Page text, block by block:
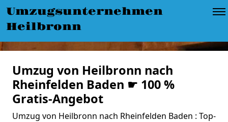
Umzugsunternehmen
Heilbronn
Umzug von Heilbronn nach
Rheinfelden Baden ☛ 100 %
Gratis-Angebot
Umzug von Heilbronn nach Rheinfelden Baden : Top-